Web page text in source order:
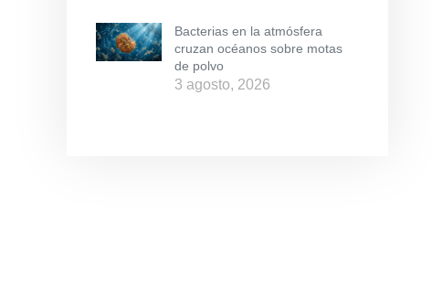
Bacterias en la atmósfera
cruzan océanos sobre motas
de polvo
3 agosto, 2026